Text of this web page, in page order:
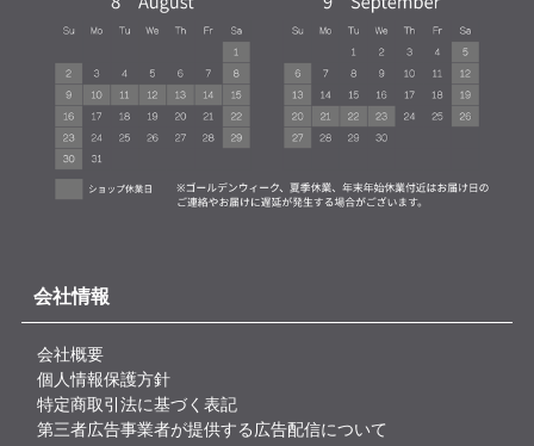
会社情報
会社概要
個人情報保護方針
特定商取引法に基づく表記
第三者広告事業者が提供する広告配信について